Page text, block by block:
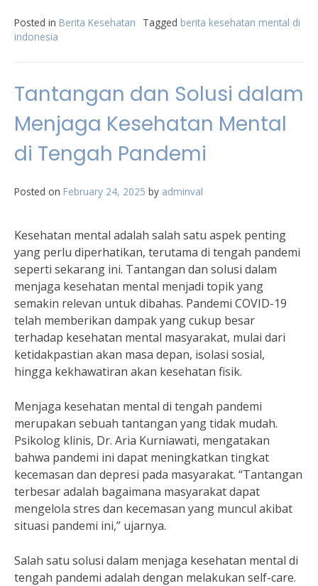
Posted in Berita Kesehatan Tagged berita kesehatan mental di
indonesia
Tantangan dan Solusi dalam
Menjaga Kesehatan Mental
di Tengah Pandemi
Posted on February 24, 2025 by adminval
Kesehatan mental adalah salah satu aspek penting
yang perlu diperhatikan, terutama di tengah pandemi
seperti sekarang ini. Tantangan dan solusi dalam
menjaga kesehatan mental menjadi topik yang
semakin relevan untuk dibahas. Pandemi COVID-19
telah memberikan dampak yang cukup besar
terhadap kesehatan mental masyarakat, mulai dari
ketidakpastian akan masa depan, isolasi sosial,
hingga kekhawatiran akan kesehatan fisik.
Menjaga kesehatan mental di tengah pandemi
merupakan sebuah tantangan yang tidak mudah.
Psikolog klinis, Dr. Aria Kurniawati, mengatakan
bahwa pandemi ini dapat meningkatkan tingkat
kecemasan dan depresi pada masyarakat. “Tantangan
terbesar adalah bagaimana masyarakat dapat
mengelola stres dan kecemasan yang muncul akibat
situasi pandemi ini,” ujarnya.
Salah satu solusi dalam menjaga kesehatan mental di
tengah pandemi adalah dengan melakukan self-care.